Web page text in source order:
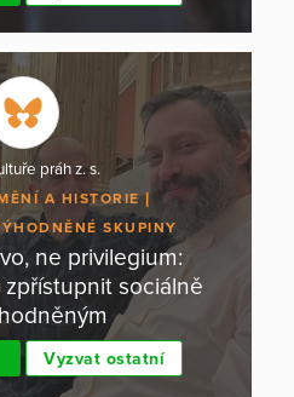
práh z. s.
A HISTORIE
SKUPINY
ne privilegium:
sociálně
Vyzvat ostatní